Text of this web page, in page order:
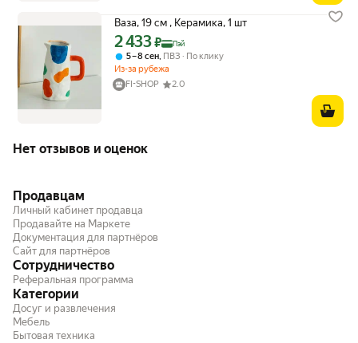
Ваза, 19 см , Керамика, 1 шт
Цена с картой Яндекс Пэй 2433 ₽ вместо
2 433₽ Пэй
5 – 8 сен, ПВЗ
По клику
Из-за рубежа
FI-SHOP
2.0
Нет отзывов и оценок
Продавцам
Личный кабинет продавца
Продавайте на Маркете
Документация для партнёров
Сайт для партнёров
Сотрудничество
Реферальная программа
Категории
Досуг и развлечения
Мебель
Бытовая техника